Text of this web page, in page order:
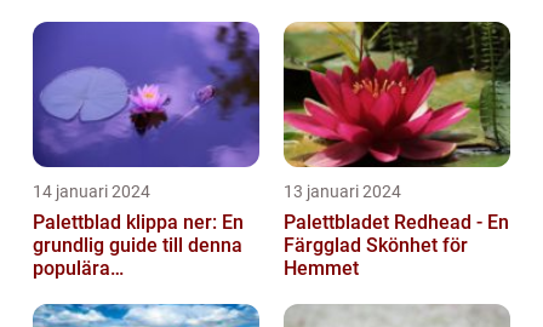
14 januari 2024
Palettblad klippa ner: En
grundlig guide till denna
populära
13 januari 2024
Palettbladet Redhead - En
Färgglad Skönhet för
Hemmet